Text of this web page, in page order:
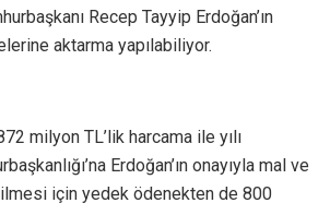
Recep Tayyip Erdoğan’ın
aktarma yapılabiliyor.
milyon TL’lik harcama ile yılı
Erdoğan’ın onayıyla mal ve
için yedek ödenekten de 800